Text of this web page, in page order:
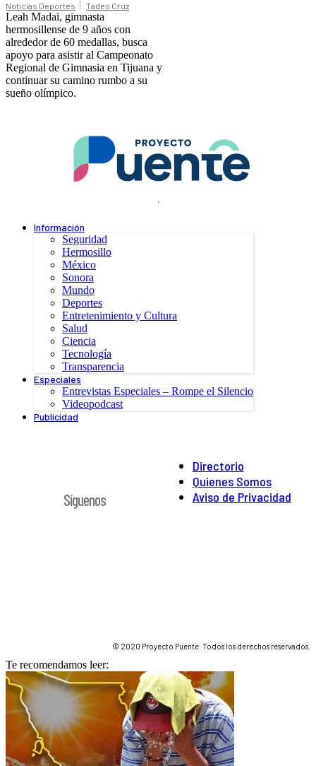
Noticias Deportes Tadeo Cruz
Leah Madai, gimnasta
hermosillense de 9 años con
alrededor de 60 medallas, busca
apoyo para asistir al Campeonato
Regional de Gimnasia en Tijuana y
continuar su camino rumbo a su
sueño olímpico.
.
Información
Seguridad
Hermosillo
México
Sonora
Mundo
Deportes
Entretenimiento y Cultura
Salud
Ciencia
Tecnología
Transparencia
Especiales
Entrevistas Especiales – Rompe el Silencio
Videopodcast
Publicidad
Directorio
Quienes Somos
Aviso de Privacidad
Síguenos
© 2020 Proyecto Puente. Todos los derechos reservados.
Te recomendamos leer: